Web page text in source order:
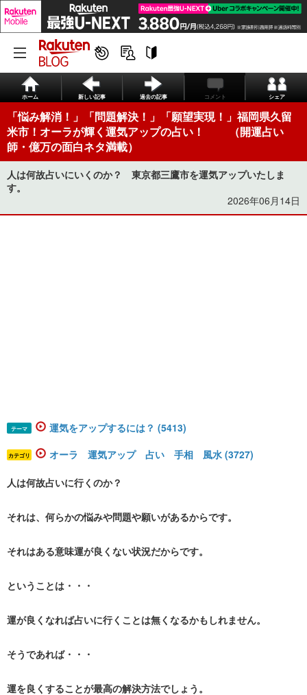
ホーム 新しい記事 過去の記事 コメント シェア
「悩み解消！」「問題解決！」「願望実現！」福岡県久留
米市！オーラが輝く運気アップの占い！ （開運占い
師・億万の面白ネタ満載）
人は何故占いにいくのか？ 東京都三鷹市を運気アップいたしま
す。
2026年06月14日
テーマ 運気をアップするには？ (5413)
カテゴリ オーラ 運気アップ 占い 手相 風水 (3727)
人は何故占いに行くのか？
それは、何らかの悩みや問題や願いがあるからです。
それはある意味運が良くない状況だからです。
ということは・・・
運が良くなれば占いに行くことは無くなるかもしれません。
そうであれば・・・
運を良くすることが最高の解決方法でしょう。